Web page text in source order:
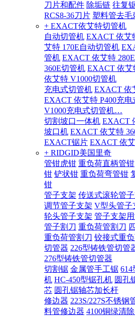
刀片和配件 除垢链 往复
RCS8-36刀片 塑料管去毛
+ EXACT依艾特切管机
自动切管机 EXACT 依艾
艾特 170E自动切管机
管机 EXACT 依艾特
360E切管机 EXACT 依艾
依艾特 V1000切管机
充电式切管机 EXACT 依
EXACT 依艾特 P400充电
V1000充电式切管机…
切割坡口一体机 EXACT
坡口机 EXACT 依艾特
EXACT锯片 EXACT 依
+ RIDGID美国里奇
管钳虎钳 重负荷直柄管钳
钳 铲状钳 重负荷弯管钳
钳
管子支架 传送式滚轮管
调节管子支架 V型头管子
轮头管子支架 管子支架
管子割刀 重负荷管割刀
重负荷管割刀 铰接式重
切管器 226型铸铁管切管
276型铸铁管切管器
切割锯 金属管手工锯 614
机 HC-450型锯孔机 圆孔
芯 圆孔锯轴芯加长杆
修边器 223S/227S不锈钢
料管修边器 4100铜绿清